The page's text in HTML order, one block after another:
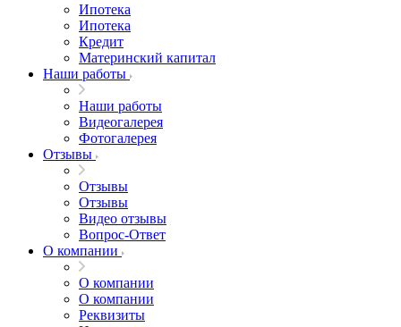
Ипотека
Ипотека
Кредит
Материнский капитал
Наши работы
Наши работы
Видеогалерея
Фотогалерея
Отзывы
Отзывы
Отзывы
Видео отзывы
Вопрос-Ответ
О компании
О компании
О компании
Реквизиты